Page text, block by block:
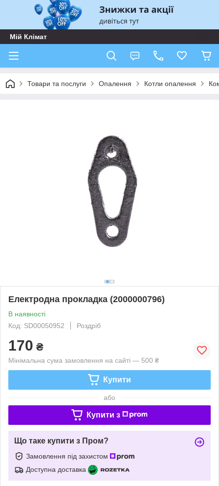
Мій Клімат
Товари та послуги Опалення Котли опалення
Електродна прокладка (2000000796)
В наявності
Код: SD00050952
Роздріб
170 ₴
Мінімальна сума замовлення на сайті — 500 ₴
Купити
або
Купити з
Що таке купити з Пром?
Замовлення під захистом
Доступна доставка